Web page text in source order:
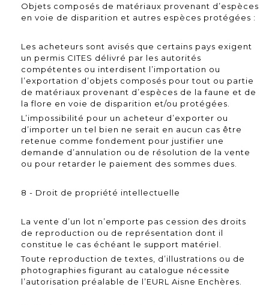
Objets composés de matériaux provenant d’espèces
en voie de disparition et autres espèces protégées :
Les acheteurs sont avisés que certains pays exigent
un permis CITES délivré par les autorités
compétentes ou interdisent l’importation ou
l’exportation d’objets composés pour tout ou partie
de matériaux provenant d’espèces de la faune et de
la flore en voie de disparition et/ou protégées.
L’impossibilité pour un acheteur d’exporter ou
d’importer un tel bien ne serait en aucun cas être
retenue comme fondement pour justifier une
demande d’annulation ou de résolution de la vente
ou pour retarder le paiement des sommes dues.
8 - Droit de propriété intellectuelle
La vente d’un lot n’emporte pas cession des droits
de reproduction ou de représentation dont il
constitue le cas échéant le support matériel.
Toute reproduction de textes, d’illustrations ou de
photographies figurant au catalogue nécessite
l’autorisation préalable de l’EURL Aisne Enchères.